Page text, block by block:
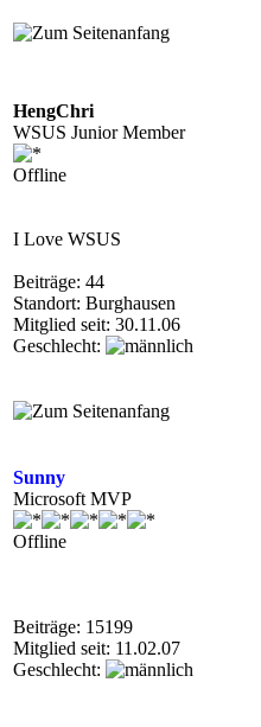
HengChri
WSUS Junior Member
Offline
I Love WSUS
Beiträge: 44
Standort: Burghausen
Mitglied seit: 30.11.06
Geschlecht:
Sunny
Microsoft MVP
Offline
Beiträge: 15199
Mitglied seit: 11.02.07
Geschlecht: